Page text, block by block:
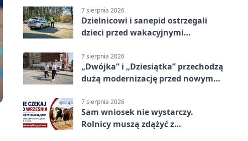
7 sierpnia 2026
Dzielnicowi i sanepid ostrzegali
dzieci przed wakacyjnymi
7 sierpnia 2026
„Dwójka” i „Dziesiątka” przechodzą
dużą modernizację przed nowym
7 sierpnia 2026
Sam wniosek nie wystarczy.
Rolnicy muszą zdążyć z